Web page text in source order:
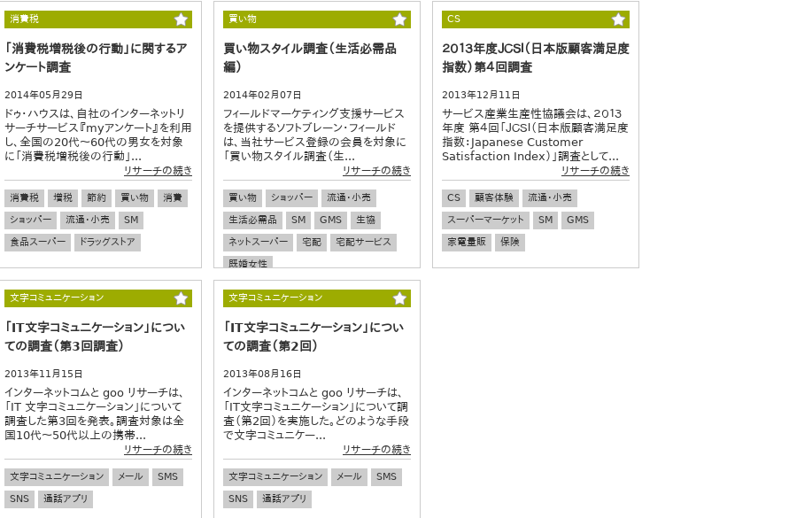
消費税
「消費税増税後の行動」に関するア
ンケート調査
2014年05月29日
ドゥ・ハウスは、自社のインターネットリ
サーチサービス『myアンケート』を利用
し、全国の20代～60代の男女を対象
に「消費税増税後の行動」...
リサーチの続き
消費税 増税 節約 買い物
消費
ショッパー
流通・小売
SM
食品スーパー
ドラッグストア
買い物
買い物スタイル調査（生活必需品
編）
2014年02月07日
フィールドマーケティング支援サービス
を提供するソフトブレーン・フィールド
は、当社サービス登録の会員を対象に
「買い物スタイル調査（生...
リサーチの続き
買い物 ショッパー
流通・小売
生活必需品
SM GMS
生協
ネットスーパー
宅配
宅配サービス
既婚女性
CS
２０１３年度ＪＣＳＩ（日本版顧客満足度
指数）第４回調査
2013年12月11日
サービス産業生産性協議会は、２０１３
年度 第４回「ＪＣＳＩ（日本版顧客満足度
指数：Japanese Customer
Satisfaction Index）」調査として...
リサーチの続き
CS 顧客体験
流通・小売
スーパーマーケット
SM
GMS
家電量販
保険
文字コミュニケーション
「IT文字コミュニケーション」につい
ての調査（第3回調査）
2013年11月15日
インターネットコムと goo リサーチは、
「IT 文字コミュニケーション」について
調査した第3回を発表。調査対象は全
国10代～50代以上の携帯...
リサーチの続き
文字コミュニケーション メール
SMS
SNS
通話アプリ
文字コミュニケーション
「IT文字コミュニケーション」につい
ての調査（第2回）
2013年08月16日
インターネットコムと goo リサーチは、
「IT文字コミュニケーション」について調
査（第2回）を実施した。どのような手段
で文字コミュニケー...
リサーチの続き
文字コミュニケーション メール
SMS
SNS
通話アプリ